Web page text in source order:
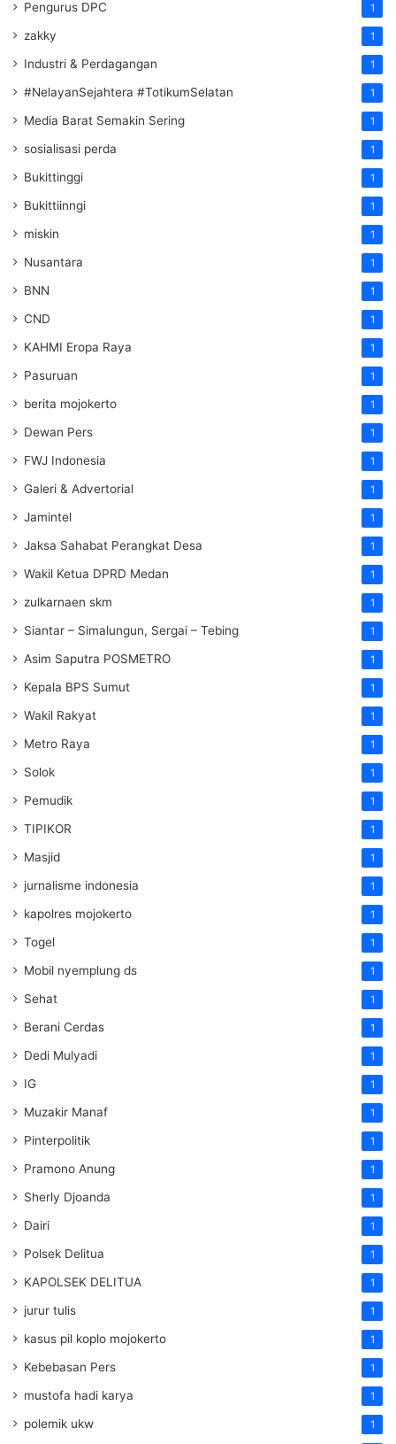
Pengurus DPC 1
zakky 1
Industri & Perdagangan 1
#NelayanSejahtera #TotikumSelatan 1
Media Barat Semakin Sering 1
sosialisasi perda 1
Bukittinggi 1
Bukittiinngi 1
miskin 1
Nusantara 1
BNN 1
CND 1
KAHMI Eropa Raya 1
Pasuruan 1
berita mojokerto 1
Dewan Pers 1
FWJ Indonesia 1
Galeri & Advertorial 1
Jamintel 1
Jaksa Sahabat Perangkat Desa 1
Wakil Ketua DPRD Medan 1
zulkarnaen skm 1
Siantar – Simalungun, Sergai – Tebing 1
Asim Saputra POSMETRO 1
Kepala BPS Sumut 1
Wakil Rakyat 1
Metro Raya 1
Solok 1
Pemudik 1
TIPIKOR 1
Masjid 1
jurnalisme indonesia 1
kapolres mojokerto 1
Togel 1
Mobil nyemplung ds 1
Sehat 1
Berani Cerdas 1
Dedi Mulyadi 1
IG 1
Muzakir Manaf 1
Pinterpolitik 1
Pramono Anung 1
Sherly Djoanda 1
Dairi 1
Polsek Delitua 1
KAPOLSEK DELITUA 1
jurur tulis 1
kasus pil koplo mojokerto 1
Kebebasan Pers 1
mustofa hadi karya 1
polemik ukw 1